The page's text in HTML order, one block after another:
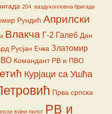
204. ваздухопловна бригада
Рундић Априлски
Влакча Г-2 Галеб Дан
Русјан Ечка Златомир
Командант РВ и ПВО
Курјаци са Ушћа
Прва српска
војни пилот РВ и